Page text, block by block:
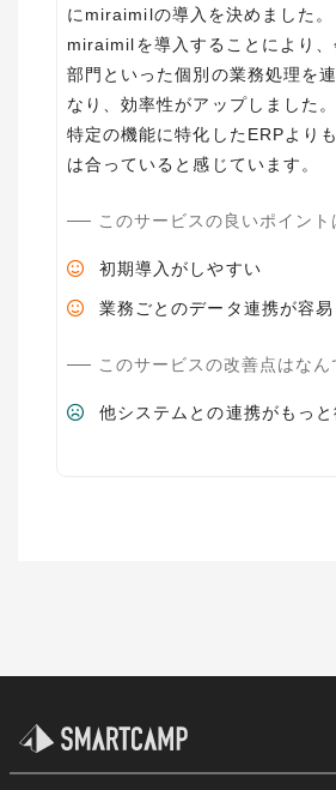
にmiraimilの導入を決めました。
miraimilを導入することにより
部門といった個別の業務処理を
なり、効率性がアップしました。
特定の機能に特化したERPより
は合っていると感じています。
このサービスの良いポイント
初期導入がしやすい
業務ごとのデータ連携が容易
このサービスの改善点はなん
他システムとの連携がもっ